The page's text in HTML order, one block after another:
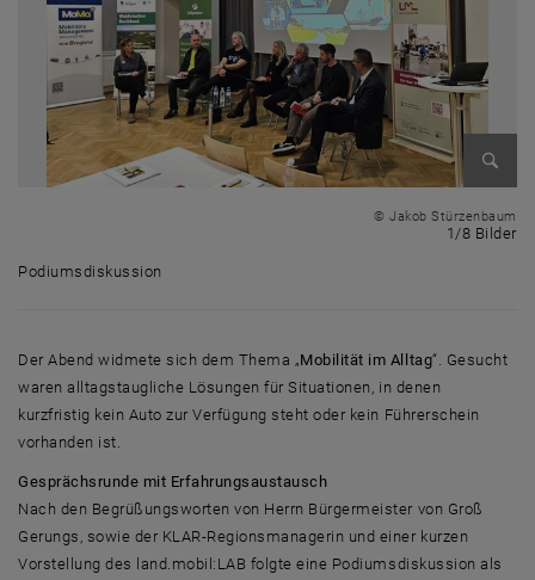
© Jakob Stürzenbaum
1/8 Bilder
Podiumsdiskussion
Der Abend widmete sich dem Thema „Mobilität im Alltag“. Gesucht
waren alltagstaugliche Lösungen für Situationen, in denen
kurzfristig kein Auto zur Verfügung steht oder kein Führerschein
vorhanden ist.
Gesprächsrunde mit Erfahrungsaustausch
Nach den Begrüßungsworten von Herrn Bürgermeister von Groß
Gerungs, sowie der KLAR-Regionsmanagerin und einer kurzen
Vorstellung des land.mobil:LAB folgte eine Podiumsdiskussion als